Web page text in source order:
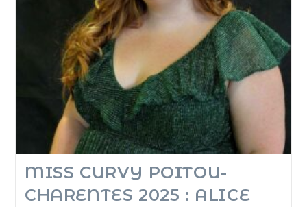
MISS CURVY POITOU-
CHARENTES 2025 : ALICE